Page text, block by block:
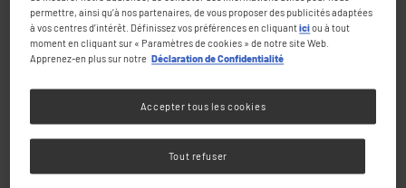
IDDSI
1
Produit utilisé ThickenUp Fizzy
permettre, ainsi qu’à nos partenaires, de vous proposer des publicités adaptées
à vos centres d’intérêt. Définissez vos préférences en cliquanticiou à tout
moment en cliquant sur « Paramètres de cookies » de notre site Web.
Apprenez-en plus sur notre Déclaration de Confidentialité
Tout refuser
Accepter tous les cookies